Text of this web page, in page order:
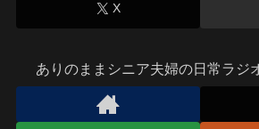
X
ありのままシニア夫婦の日常ラジ